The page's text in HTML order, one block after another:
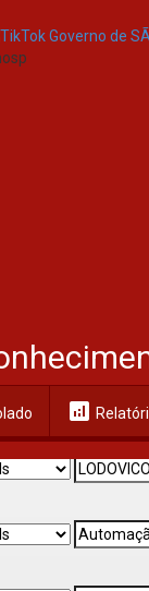
analytics